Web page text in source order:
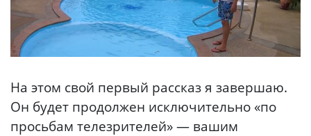
На этом свой первый рассказ я завершаю.
Он будет продолжен исключительно «по
просьбам телезрителей» — вашим